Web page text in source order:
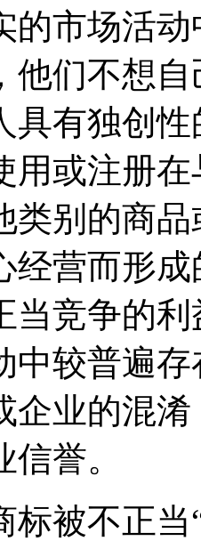
的市场活
他们不想
具有独创
用或注册
类别的商
经营而形
当竞争的
中较普遍
企业的混
誉。
标被不正